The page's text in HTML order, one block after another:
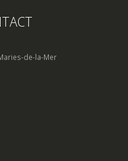
de-la-Mer